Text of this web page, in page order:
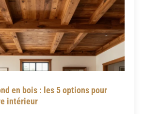
en bois : les 5 options pour
intérieur